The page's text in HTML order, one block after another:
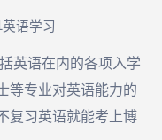
英语学习
英语在内的各项入学
等专业对英语能力的
复习英语就能考上博